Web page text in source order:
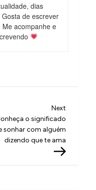
dias
de escrever
acompanhe e
Next
Post
Next
o significado
sonhar com alguém
dizendo que te ama